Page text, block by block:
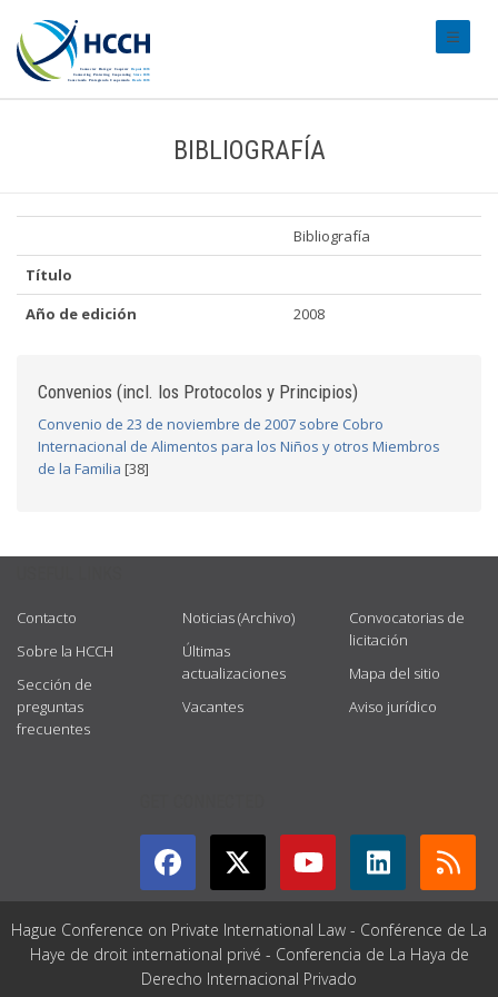
BIBLIOGRAFÍA
Bibliografía
Título
Año de edición
2008
Convenios (incl. los Protocolos y Principios)
Convenio de 23 de noviembre de 2007 sobre Cobro
Internacional de Alimentos para los Niños y otros Miembros
de la Familia [38]
Contacto
Sobre la HCCH
Sección de
preguntas
frecuentes
Noticias (Archivo)
Últimas
actualizaciones
Vacantes
Convocatorias de
licitación
Mapa del sitio
Aviso jurídico
Hague Conference on Private International Law - Conférence de La
Haye de droit international privé - Conferencia de La Haya de
Derecho Internacional Privado